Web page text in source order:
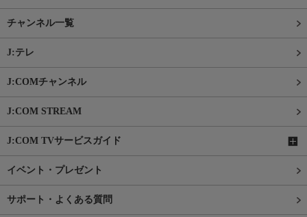
チャンネル一覧
J:テレ
J:COMチャンネル
J:COM STREAM
J:COM TVサービスガイド
イベント・プレゼント
サポート・よくある質問